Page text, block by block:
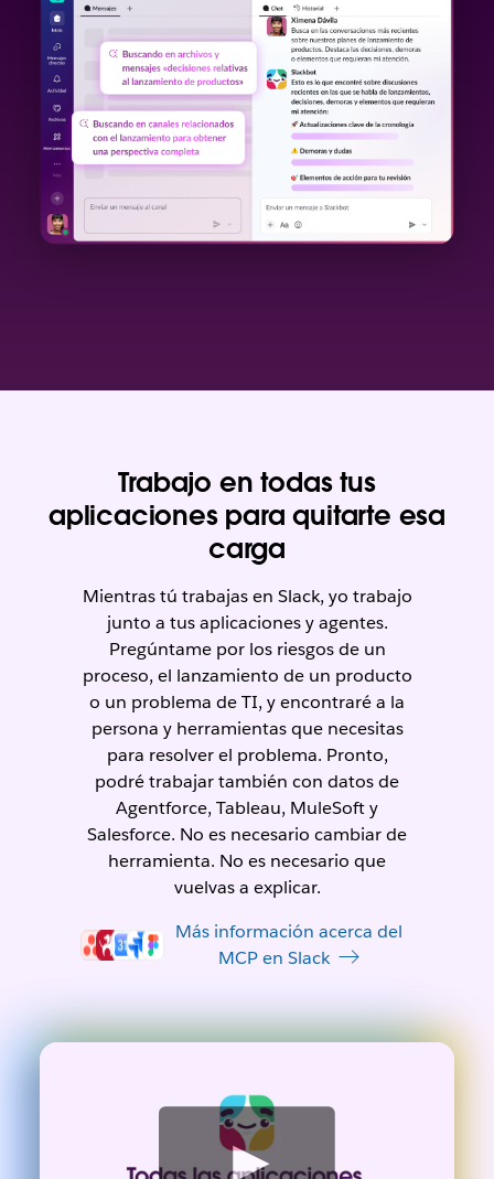
Trabajo en todas tus
aplicaciones para quitarte esa
carga
Mientras tú trabajas en Slack, yo trabajo
junto a tus aplicaciones y agentes.
Pregúntame por los riesgos de un
proceso, el lanzamiento de un producto
o un problema de TI, y encontraré a la
persona y herramientas que necesitas
para resolver el problema. Pronto,
podré trabajar también con datos de
Agentforce, Tableau, MuleSoft y
Salesforce. No es necesario cambiar de
herramienta. No es necesario que
vuelvas a explicar.
Más información acerca del
MCP en Slack
r
v
i
d